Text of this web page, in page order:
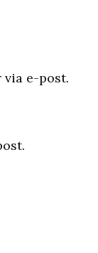
via e-post.